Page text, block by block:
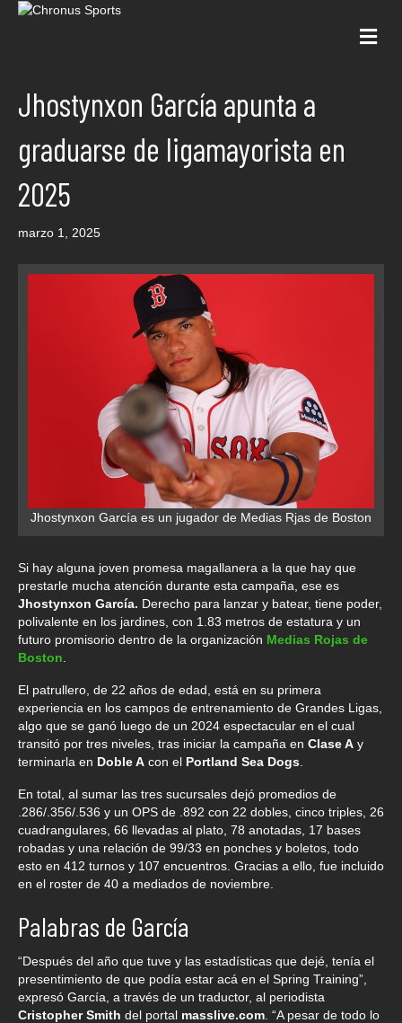
Jhostynxon García apunta a
graduarse de ligamayorista en
2025
marzo 1, 2025
Jhostynxon García es un jugador de Medias Rjas de Boston
Si hay alguna joven promesa magallanera a la que hay que
prestarle mucha atención durante esta campaña, ese es
Jhostynxon García. Derecho para lanzar y batear, tiene poder,
polivalente en los jardines, con 1.83 metros de estatura y un
futuro promisorio dentro de la organización Medias Rojas de
Boston
El patrullero, de 22 años de edad, está en su primera
experiencia en los campos de entrenamiento de Grandes Ligas,
algo que se ganó luego de un 2024 espectacular en el cual
transitó por tres niveles, tras iniciar la campaña en Clase A y
terminarla en Doble A con el Portland Sea Dogs
En total, al sumar las tres sucursales dejó promedios de
.286/.356/.536 y un OPS de .892 con 22 dobles, cinco triples, 26
cuadrangulares, 66 llevadas al plato, 78 anotadas, 17 bases
robadas y una relación de 99/33 en ponches y boletos, todo
esto en 412 turnos y 107 encuentros. Gracias a ello, fue incluido
en el roster de 40 a mediados de noviembre.
Palabras de García
“Después del año que tuve y las estadísticas que dejé, tenía el
presentimiento de que podía estar acá en el Spring Training”,
expresó García, a través de un traductor, al periodista
Cristopher Smith del portal masslive.com . “A pesar de todo lo